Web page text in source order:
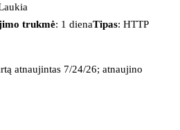
trukmė: 1 dienaTipas: HTTP
atnaujintas 7/24/26; atnaujino